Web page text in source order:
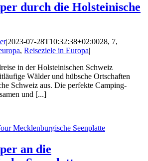
durch die Holsteinische
|2023-07-28T10:32:38+02:0028, 7,
, Reiseziele in Europa|
in der Holsteinischen Schweiz
Wälder und hübsche Ortschaften
Schweiz aus. Die perfekte Camping-
und [...]
an die